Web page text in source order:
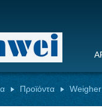
Προϊόντα